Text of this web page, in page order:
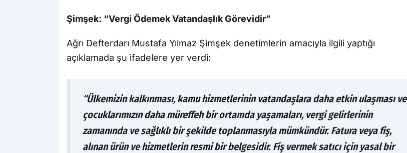
Şimşek: “Vergi Ödemek Vatandaşlık Görevidir”
Ağrı Defterdarı Mustafa Yılmaz Şimşek denetimlerin amacıyla ilgili yaptığı
açıklamada şu ifadelere yer verdi:
“Ülkemizin kalkınması, kamu hizmetlerinin vatandaşlara daha etkin ulaşması ve
çocuklarımızın daha müreffeh bir ortamda yaşamaları, vergi gelirlerinin
zamanında ve sağlıklı bir şekilde toplanmasıyla mümkündür. Fatura veya fiş,
alınan ürün ve hizmetlerin resmi bir belgesidir. Fiş vermek satıcı için yasal bir